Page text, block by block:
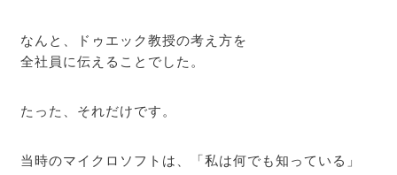
なんと、ドゥエック教授の考え方を
全社員に伝えることでした。
たった、それだけです。
当時のマイクロソフトは、「私は何でも知っている」